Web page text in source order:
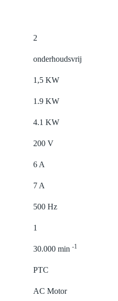
2
onderhoudsvrij
1,5 KW
1.9 KW
4.1 KW
200 V
6 A
7 A
500 Hz
1
30.000 min -1
PTC
AC Motor